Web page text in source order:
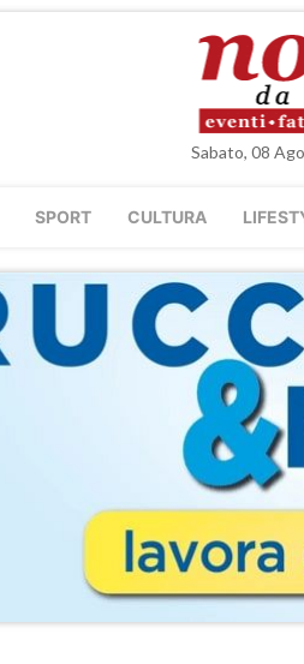
Sabato, 08
SPORT CULTURA